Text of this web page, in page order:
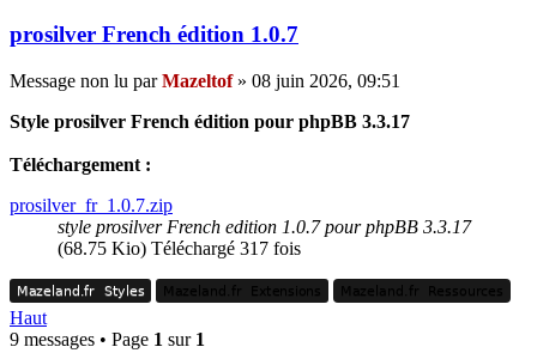
prosilver French édition 1.0.7
Message non lu parMazeltof» 08 juin 2026, 09:51
Style prosilver French édition pour phpBB 3.3.17
Téléchargement :
prosilver_fr_1.0.7.zip
style prosilver French edition 1.0.7 pour phpBB 3.3.17
(68.75 Kio) Téléchargé 317 fois
Mazeland.fr
Mazeland.fr Styles
Styles Mazeland.fr
Mazeland.fr Extensions
Extensions Mazeland.fr
Mazeland.fr Ressources
Ressources
Haut
9 messages • Page 1 sur 1